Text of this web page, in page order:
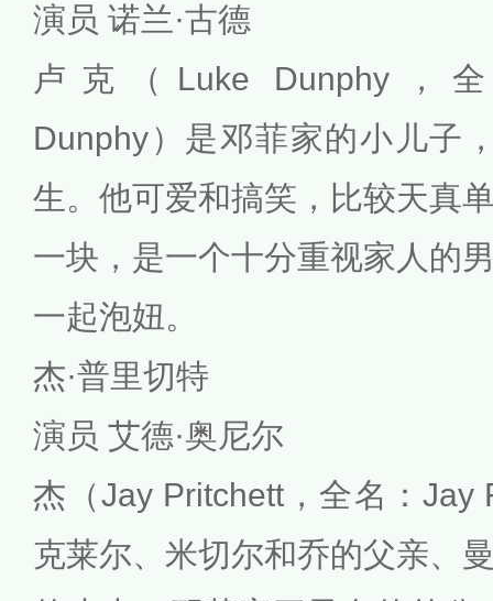
演员 诺兰·古德
卢克（Luke Dunphy，
Dunphy）是邓菲家的小儿子
生。他可爱和搞笑，比较天真
一块，是一个十分重视家人的
一起泡妞。
杰·普里切特
演员 艾德·奥尼尔
杰（Jay Pritchett，全名：Jay
克莱尔、米切尔和乔的父亲、